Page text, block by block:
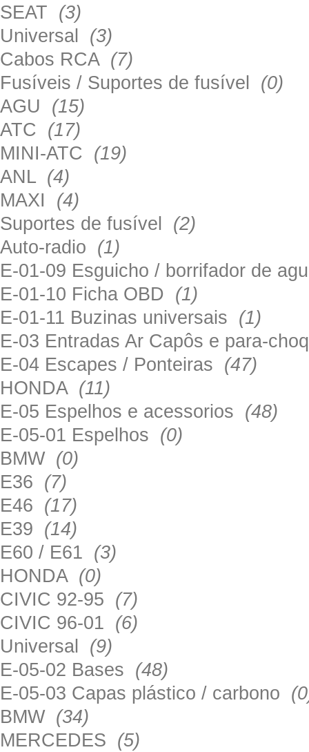
SEAT (3)
Universal (3)
Cabos RCA (7)
Fusíveis / Suportes de fusível (0)
AGU (15)
ATC (17)
MINI-ATC (19)
ANL (4)
MAXI (4)
Suportes de fusível (2)
Auto-radio (1)
E-01-09 Esguicho / borrifador de
E-01-10 Ficha OBD (1)
E-01-11 Buzinas universais (1)
E-03 Entradas Ar Capôs e para-
E-04 Escapes / Ponteiras (47)
HONDA (11)
E-05 Espelhos e acessorios (48)
E-05-01 Espelhos (0)
BMW (0)
E36 (7)
E46 (17)
E39 (14)
E60 / E61 (3)
HONDA (0)
CIVIC 92-95 (7)
CIVIC 96-01 (6)
Universal (9)
E-05-02 Bases (48)
E-05-03 Capas plástico / carbono
BMW (34)
MERCEDES (5)